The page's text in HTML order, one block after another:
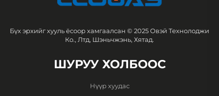
Бүх эрхийг хууль ёсоор хамгаалсан © 2025 Овэй Технолоджи
Ко., Лтд, Шэньчжэнь, Хятад.
ШУРУУ ХОЛБООС
Нүүр хуудас